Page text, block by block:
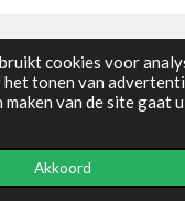
cookies voor
tonen van
van de site gaat
Akkoord
Het